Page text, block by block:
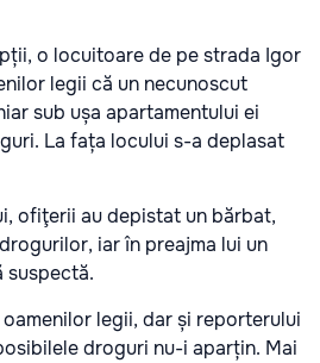
o locuitoare de pe strada Igor
legii că un necunoscut
sub ușa apartamentului ei
La fața locului s-a deplasat
ofiţerii au depistat un bărbat,
iar în preajma lui un
suspectă.
legii, dar și reporterului
droguri nu-i aparțin. Mai